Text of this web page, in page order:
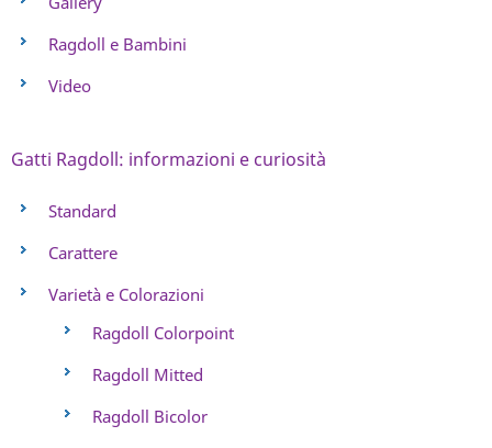
Ragdoll e Bambini
Video
Gatti Ragdoll: informazioni e curiosità
Standard
Carattere
Varietà e Colorazioni
Ragdoll Colorpoint
Ragdoll Mitted
Ragdoll Bicolor